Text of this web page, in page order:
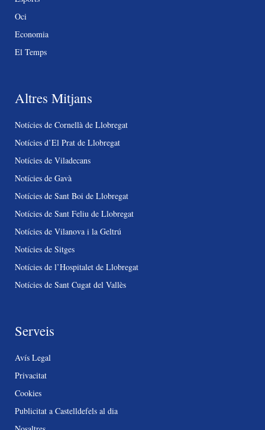
Oci
Economia
El Temps
Altres Mitjans
Notícies de Cornellà de Llobregat
Notícies d’El Prat de Llobregat
Notícies de Viladecans
Notícies de Gavà
Notícies de Sant Boi de Llobregat
Notícies de Sant Feliu de Llobregat
Notícies de Vilanova i la Geltrú
Notícies de Sitges
Notícies de l’Hospitalet de Llobregat
Notícies de Sant Cugat del Vallès
Serveis
Avís Legal
Privacitat
Cookies
Publicitat a Castelldefels al dia